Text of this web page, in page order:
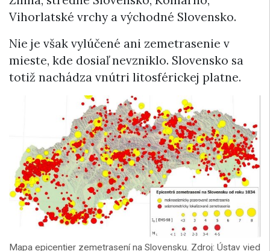
Vihorlatské vrchy a východné Slovensko.
Nie je však vylúčené ani zemetrasenie v
mieste, kde dosiaľ nevzniklo. Slovensko sa
totiž nachádza vnútri litosférickej platne.
Mapa epicentier zemetrasení na Slovensku. Zdroj: Ústav vied